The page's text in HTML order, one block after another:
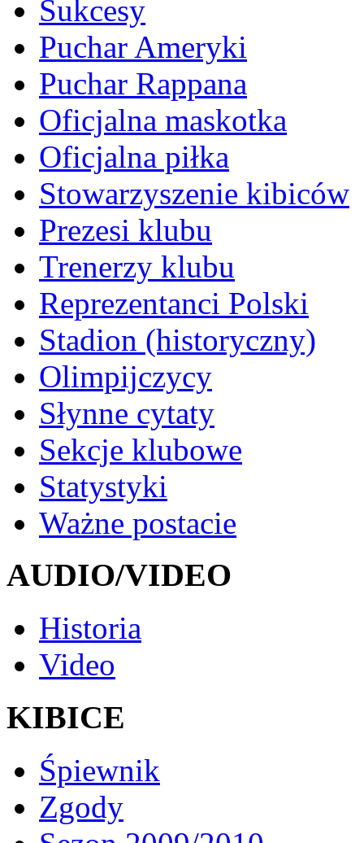
Sukcesy
Puchar Ameryki
Puchar Rappana
Oficjalna maskotka
Oficjalna piłka
Stowarzyszenie kibiców
Prezesi klubu
Trenerzy klubu
Reprezentanci Polski
Stadion (historyczny)
Olimpijczycy
Słynne cytaty
Sekcje klubowe
Statystyki
Ważne postacie
AUDIO/VIDEO
Historia
Video
KIBICE
Śpiewnik
Zgody